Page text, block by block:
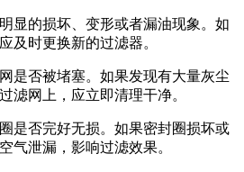
显的损坏、变形或者漏油现象。如
及时更换新的过滤器。
是否被堵塞。如果发现有大量灰尘
滤网上，应立即清理干净。
是否完好无损。如果密封圈损坏或
气泄漏，影响过滤效果。